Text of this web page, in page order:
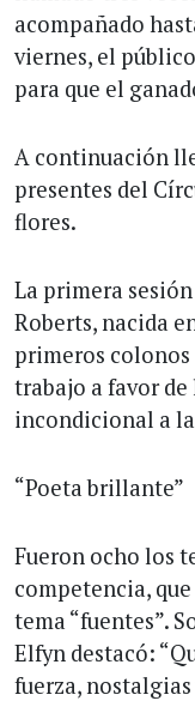
acompañado
viernes, el
para que el
A continuación
presentes del
flores.
La primera
Roberts, nacida
primeros colonos
trabajo a favor
incondicional a
“Poeta brillante”
Fueron ocho los
competencia,
tema “fuentes”.
Elfyn destacó:
fuerza,